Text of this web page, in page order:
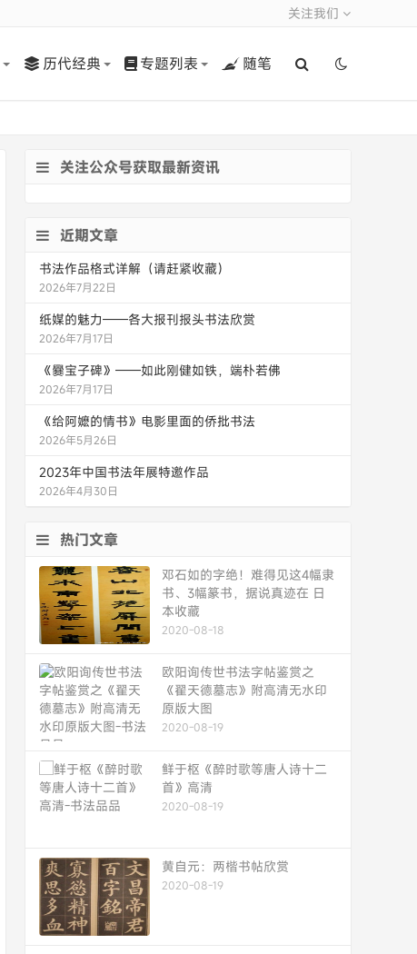
关注我们
历代经典 专题列表 随笔
关注公众号获取最新资讯
近期文章
书法作品格式详解（请赶紧收藏）
2026年7月22日
纸媒的魅力——各大报刊报头书法欣赏
2026年7月17日
《爨宝子碑》——如此刚健如铁，端朴若佛
2026年7月17日
《给阿嬷的情书》电影里面的侨批书法
2026年5月26日
2023年中国书法年展特邀作品
2026年4月30日
热门文章
邓石如的字绝！难得见这4幅隶
书、3幅篆书，据说真迹在 日
本收藏
2020-08-18
欧阳询传世书法字帖鉴赏之
《翟天德墓志》附高清无水印
原版大图
2020-08-19
鲜于枢《醉时歌等唐人诗十二
首》高清
2020-08-19
黄自元：两楷书帖欣赏
2020-08-19